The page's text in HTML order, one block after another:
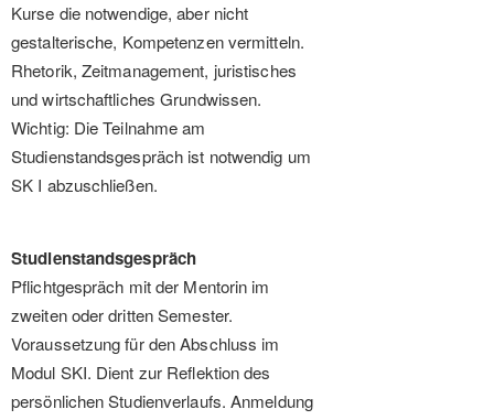
Kurse die notwendige, aber nicht
gestalterische, Kompetenzen vermitteln.
Rhetorik, Zeitmanagement, juristisches
und wirtschaftliches Grundwissen.
Wichtig: Die Teilnahme am
Studienstandsgespräch ist notwendig um
SK I abzuschließen.
Studienstandsgespräch
Pflichtgespräch mit der Mentorin im
zweiten oder dritten Semester.
Voraussetzung für den Abschluss im
Modul SKI. Dient zur Reflektion des
persönlichen Studienverlaufs. Anmeldung